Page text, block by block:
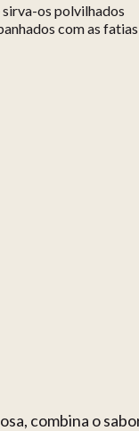
os polvilhados
com as fatias
combina o